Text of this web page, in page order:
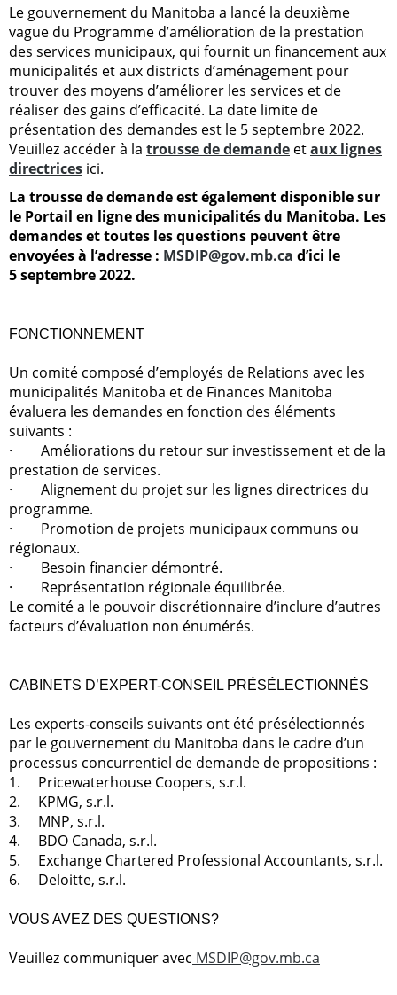
Le gouvernement du Manitoba a lancé la deuxième
vague du Programme d’amélioration de la prestation
des services municipaux, qui fournit un financement aux
municipalités et aux districts d’aménagement pour
trouver des moyens d’améliorer les services et de
réaliser des gains d’efficacité. La date limite de
présentation des demandes est le 5 septembre 2022.
Veuillez accéder à la trousse de demande etaux lignes
directrices ici.
La trousse de demande est également disponible sur
le Portail en ligne des municipalités du Manitoba. Les
demandes et toutes les questions peuvent être
envoyées à l’adresse : MSDIP@gov.mb.ca d’ici le
5 septembre 2022.
FONCTIONNEMENT
Un comité composé d’employés de Relations avec les
municipalités Manitoba et de Finances Manitoba
évaluera les demandes en fonction des éléments
suivants :
·
Améliorations du retour sur investissement et de la
prestation de services.
·
Alignement du projet sur les lignes directrices du
programme.
·
Promotion de projets municipaux communs ou
régionaux.
·
Besoin financier démontré.
·
Représentation régionale équilibrée.
Le comité a le pouvoir discrétionnaire d’inclure d’autres
facteurs d’évaluation non énumérés.
CABINETS D’EXPERT-CONSEIL PRÉSÉLECTIONNÉS
Les experts-conseils suivants ont été présélectionnés
par le gouvernement du Manitoba dans le cadre d’un
processus concurrentiel de demande de propositions :
1.
Pricewaterhouse Coopers, s.r.l.
2.
KPMG, s.r.l.
3.
MNP, s.r.l.
4.
BDO Canada, s.r.l.
5.
Exchange Chartered Professional Accountants, s.r.l.
6.
Deloitte, s.r.l.
VOUS AVEZ DES QUESTIONS?
Veuillez communiquer avec MSDIP@gov.mb.ca